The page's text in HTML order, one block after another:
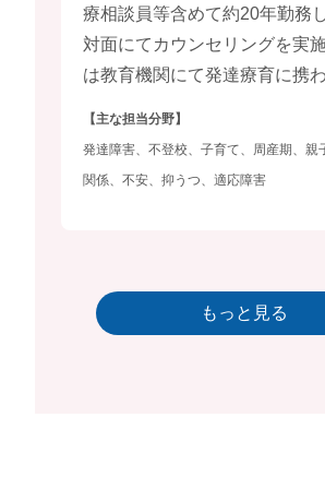
療相談員等含めて約20年勤務
対面にてカウンセリングを実
は教育機関にて発達療育に携わ
【主な担当分野】
発達障害、不登校、子育て、周産期、親
関係、不安、抑うつ、適応障害
もっと見る